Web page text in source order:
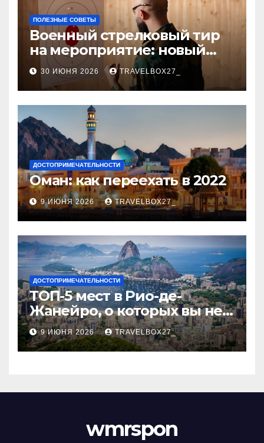
ПОЛЕЗНЫЕ СОВЕТЫ
Военный стрелковый тир
на мероприятие: новый
уровень праздника и
командного духа
30 ИЮНЯ 2026 TRAVELBOX27_
ДОСТОПРИМЕЧАТЕЛЬНОСТИ
Оман: как переехать в 2022
9 ИЮНЯ 2026 TRAVELBOX27_
ДОСТОПРИМЕЧАТЕЛЬНОСТИ
ТОП-5 мест в Рио-де-
Жанейро, о которых вы не
знали
9 ИЮНЯ 2026 TRAVELBOX27_
wmrspon